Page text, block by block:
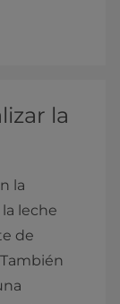
la
la
leche
de